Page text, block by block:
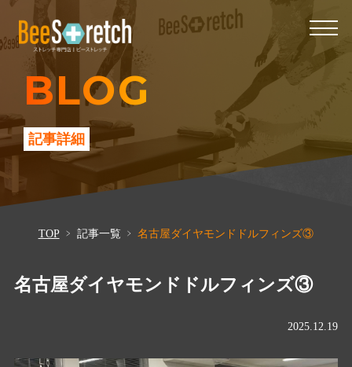
BLOG
記事詳細
TOP 記事一覧 名古屋ダイヤモンドドルフィンズ③
名古屋ダイヤモンドドルフィンズ③
2025.12.19